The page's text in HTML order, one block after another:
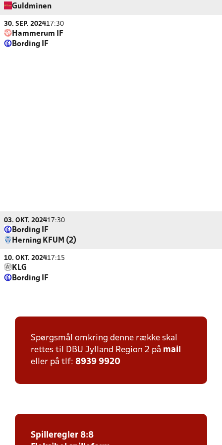
Guldminen
30. SEP. 202417:30
Hammerum IF
Bording IF
03. OKT. 202417:30
Bording IF
Herning KFUM (2)
10. OKT. 202417:15
KLG
Bording IF
Spørgsmål omkring denne række skal
rettes til DBU Jylland Region 2 på mail
eller på tlf: 8939 9920
Spilleregler 8:8